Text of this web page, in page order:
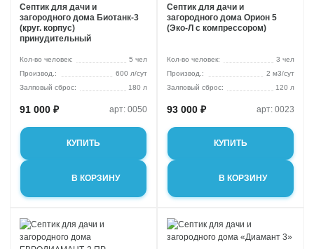
Септик для дачи и
загородного дома Биотанк-3
(круг. корпус)
принудительный
Кол-во человек:
5 чел
600 л/сут
Залповый сброс:
180 л
91 000 ₽ арт: 0050
КУПИТЬ
В КОРЗИНУ
Септик для дачи и
загородного дома Орион 5
(Эко-Л с компрессором)
Кол-во человек:
3 чел
2 м3/сут
Залповый сброс:
120 л
93 000 ₽ арт: 0023
КУПИТЬ
В КОРЗИНУ